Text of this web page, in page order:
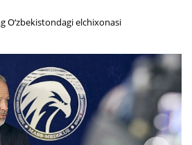
O‘zbekistondagi elchixonasi